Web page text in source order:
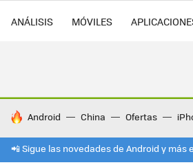
ANÁLISIS MÓVILES
HOY SE HABLA DE
Android China Ofertas
📲 Sigue las novedades de Android y más